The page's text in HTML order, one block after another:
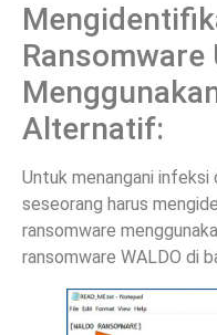
Ransomware
Alternatif:
Untuk menangani
seseorang harus
ransomware
ransomware WALDO di